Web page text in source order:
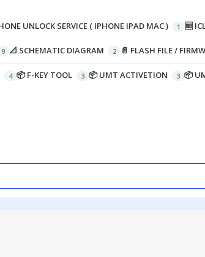
UNLOCK SERVICE ( IPHONE IPAD MAC ) 🆓
📐 SCHEMATIC DIAGRAM 📄 FLASH FILE /
📦 F-KEY TOOL 📦 UMT ACTIVETION 📦